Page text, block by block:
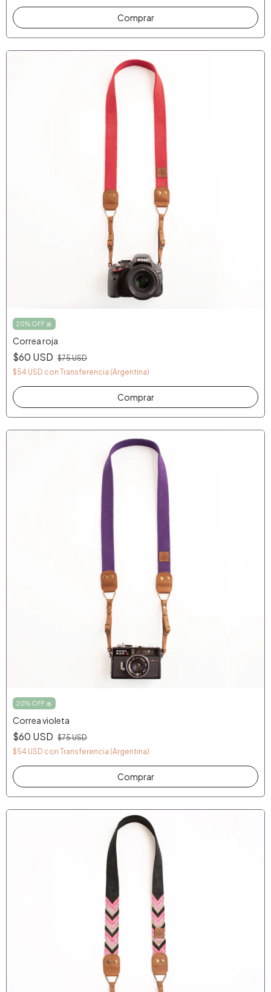
20% OFF 🎀
Correa roja
$60 USD $75 USD
$54 USD con Transferencia (Argentina)
20% OFF 🎀
Correa violeta
$60 USD $75 USD
$54 USD con Transferencia (Argentina)